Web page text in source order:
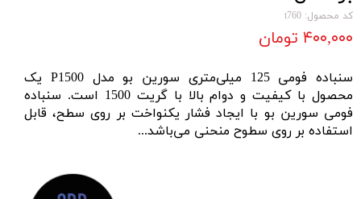
کد محصول: t760
۴۰۰,۰۰۰ تومان
سنباده فومی 125 میلی‌متری سورین بو مدل P1500 یک
محصول با کیفیت و دوام بالا با گریت 1500 است.
سنباده
فومی سورین بو با ایجاد فشار یکنواخت بر روی سطح، قابل
استفاده بر روی سطوح منحنی می‌باشد...